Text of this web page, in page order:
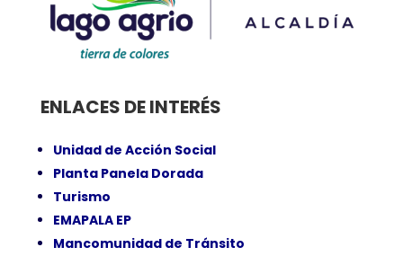
ENLACES DE INTERÉS
Unidad de Acción Social
Planta Panela Dorada
Turismo
EMAPALA EP
Mancomunidad de Tránsito